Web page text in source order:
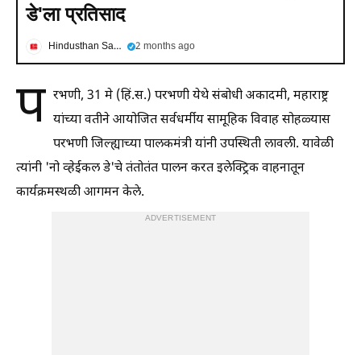
डे'ला प्रतिसाद
Hindusthan Samachar 2 months ago
प रभणी, 31 मे (हिं.स.) परभणी येथे संबोधी अकादमी, महाराष्ट्र
यांच्या वतीने आयोजित सर्वधर्मीय सामूहिक विवाह सोहळ्यास
परभणी जिल्ह्याच्या पालकमंत्री यांनी उपस्थिती लावली. यावेळी
त्यांनी 'नो व्हेईकल डे'चे तंतोतंत पालन करत इलेक्ट्रिक वाहनातून
कार्यक्रमस्थळी आगमन केले.
ADVERTISEMENT